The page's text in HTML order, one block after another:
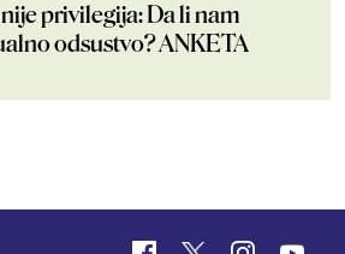
privilegija: Da li nam
odsustvo? ANKETA